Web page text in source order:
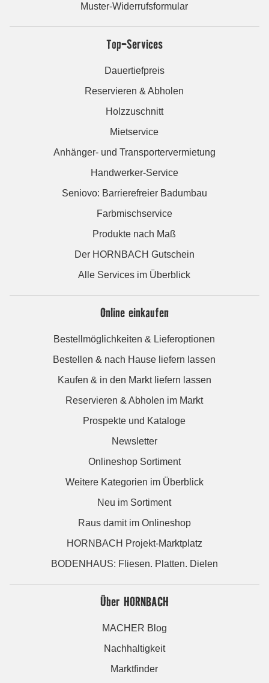
Muster-Widerrufsformular
Top-Services
Dauertiefpreis
Reservieren & Abholen
Holzzuschnitt
Mietservice
Anhänger- und Transportervermietung
Handwerker-Service
Seniovo: Barrierefreier Badumbau
Farbmischservice
Produkte nach Maß
Der HORNBACH Gutschein
Alle Services im Überblick
Online einkaufen
Bestellmöglichkeiten & Lieferoptionen
Bestellen & nach Hause liefern lassen
Kaufen & in den Markt liefern lassen
Reservieren & Abholen im Markt
Prospekte und Kataloge
Newsletter
Onlineshop Sortiment
Weitere Kategorien im Überblick
Neu im Sortiment
Raus damit im Onlineshop
HORNBACH Projekt-Marktplatz
BODENHAUS: Fliesen. Platten. Dielen
Über HORNBACH
MACHER Blog
Nachhaltigkeit
Marktfinder